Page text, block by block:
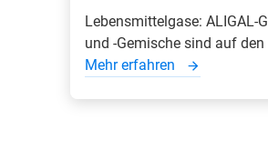
Lebensmittelgase: ALIGAL-
und -Gemische sind auf den
Mehr erfahren